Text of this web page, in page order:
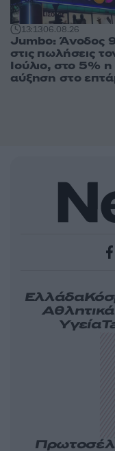
13:1306.08.26
Jumbo: Άνοδος
στις πωλήσεις
Ιούλιο, στο 5% η
αύξηση στο
Ελλάδα
Αθλητικά
Υγεία